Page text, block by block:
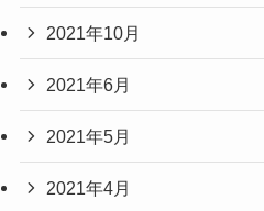
2021年10月
2021年6月
2021年5月
2021年4月